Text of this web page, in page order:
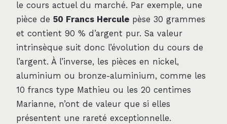
le cours actuel du marché. Par exemple, une
pièce de 50 Francs Hercule pèse 30 grammes
et contient 90 % d’argent pur. Sa valeur
intrinsèque suit donc l’évolution du cours de
l’argent. À l’inverse, les pièces en nickel,
aluminium ou bronze-aluminium, comme les
10 francs type Mathieu ou les 20 centimes
Marianne, n’ont de valeur que si elles
présentent une rareté exceptionnelle.